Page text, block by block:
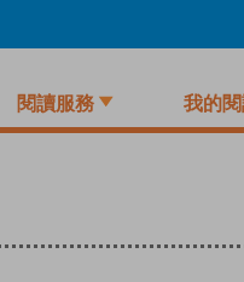
閱讀服務 我的